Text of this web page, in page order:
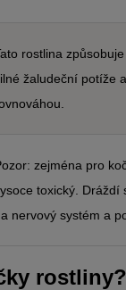
rostlina
žaludeční potíže
zejména pro
toxický. Dráždí
nervový systém a
rostliny?